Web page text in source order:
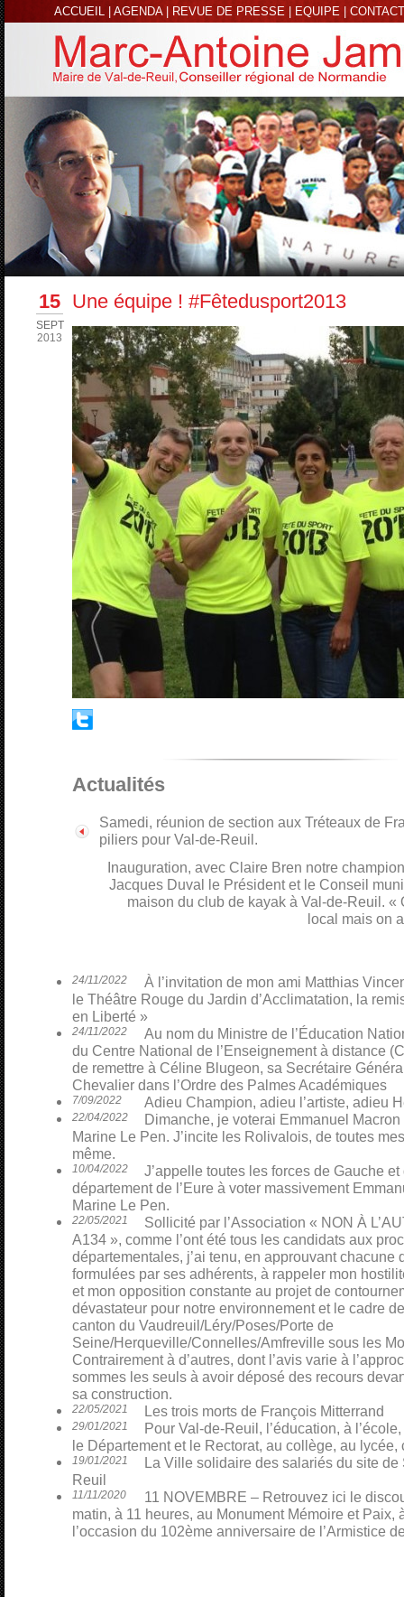
ACCUEIL AGENDA| REVUE DE PRESSE EQUIPE CONTACT
15
SEPT
2013
Une équipe ! #Fêtedusport2013
Actualités
Samedi, réunion de section aux Tréteaux de
piliers pour Val-de-Reuil.
Inauguration, avec Claire Bren notre
Jacques Duval le Président et le Conseil
maison du club de kayak à Val-de-Reuil. «
local mais on
24/11/2022
À l’invitation de mon ami Matthias
le Théâtre Rouge du Jardin d’Acclimatation, la
en Liberté »
24/11/2022
Au nom du Ministre de l’Éducation
du Centre National de l’Enseignement à distance
de remettre à Céline Blugeon, sa Secrétaire
Chevalier dans l’Ordre des Palmes Académiques
7/09/2022 Adieu Champion, adieu l’artiste, adieu
22/04/2022
Dimanche, je voterai Emmanuel
Marine Le Pen. J’incite les Rolivalois, de toutes
même.
10/04/2022
J’appelle toutes les forces de Gauche
département de l’Eure à voter massivement
Marine Le Pen.
22/05/2021
Sollicité par l’Association « NON À
A134 », comme l’ont été tous les candidats aux
départementales, j’ai tenu, en approuvant chacune
formulées par ses adhérents, à rappeler mon
et mon opposition constante au projet de
dévastateur pour notre environnement et le cadre
canton du Vaudreuil/Léry/Poses/Porte de
Seine/Herqueville/Connelles/Amfreville sous les
Contrairement à d’autres, dont l’avis varie à
sommes les seuls à avoir déposé des recours
sa construction.
22/05/2021 Les trois morts de François Mitterrand
29/01/2021
Pour Val-de-Reuil, l’éducation, à
le Département et le Rectorat, au collège, au lycée,
19/01/2021
La Ville solidaire des salariés du site de
Reuil
11/11/2020
11 NOVEMBRE – Retrouvez ici le
matin, à 11 heures, au Monument Mémoire et Paix,
l’occasion du 102ème anniversaire de l’Armistice